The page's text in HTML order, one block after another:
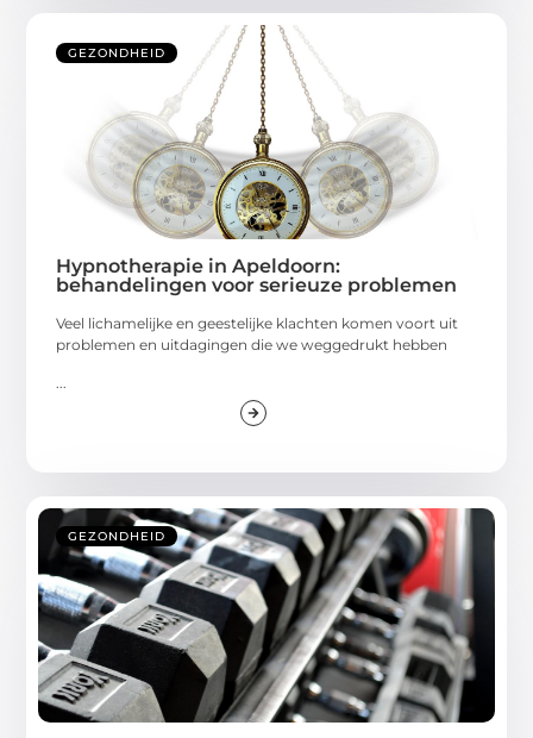
GEZONDHEID
Hypnotherapie in Apeldoorn:
behandelingen voor serieuze problemen
Veel lichamelijke en geestelijke klachten komen voort uit
problemen en uitdagingen die we weggedrukt hebben
...
GEZONDHEID